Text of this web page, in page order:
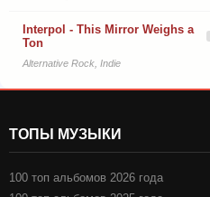
Interpol - This Mirror Weighs a
Ton
Alternative Rock, Indie
ТОПЫ МУЗЫКИ
100 топ альбомов 2026 года